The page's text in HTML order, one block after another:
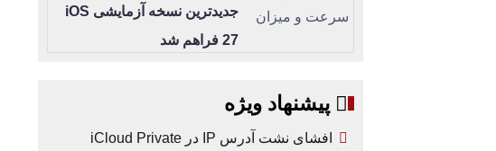
جدیدترین نسخه آزمایشی iOS
27 فراهم شد
پیشنهاد ویژه
افشای نشت آدرس IP در iCloud Private